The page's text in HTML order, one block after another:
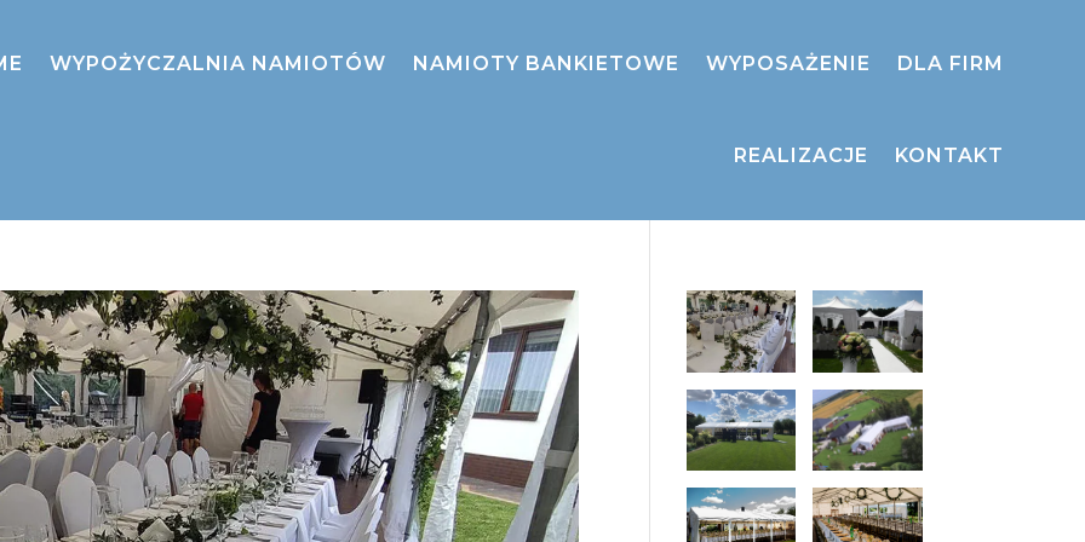
WYPOŻYCZALNIA NAMIOTÓW NAMIOTY BANKIETOWE WYPOSAŻENIE DLA FIRM
REALIZACJE KONTAKT